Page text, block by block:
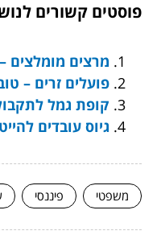
פוסטים קשורים
מרצים מומלצים
פועלים זרים –
קופת גמל
גיוס עובדים
משפטי פיננסי